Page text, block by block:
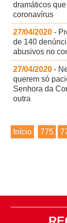
dramáticos
coronavírus
27/04/2020 -
de 140
abusivos no
27/04/2020 -
querem só
Senhora da
outra
Início 775